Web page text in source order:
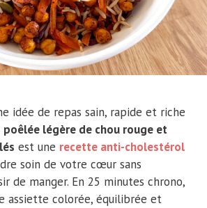
idée de repas sain, rapide et riche
poêlée légère de chou rouge et
est une recette anti-cholestérol
soin de votre cœur sans
de manger. En 25 minutes chrono,
assiette colorée, équilibrée et